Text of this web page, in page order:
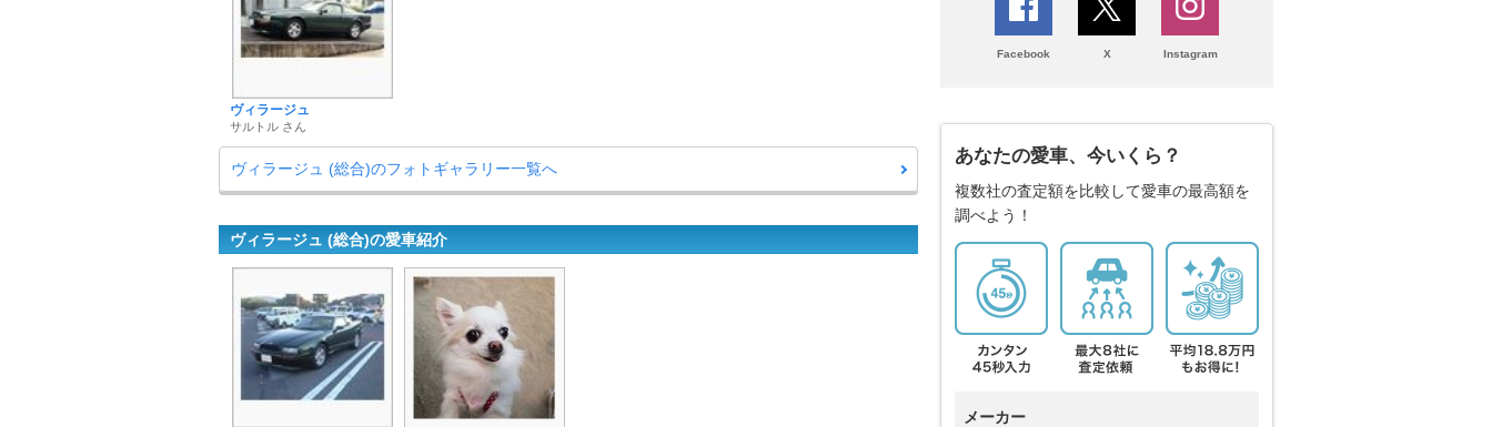
ヴィラージュ
サルトル さん
ヴィラージュ (総合)のフォトギャラリー一覧へ
ヴィラージュ (総合)の愛車紹介
Facebook X Instagram
あなたの愛車、今いくら？
複数社の査定額を比較して愛車の最高額を
調べよう！
メーカー